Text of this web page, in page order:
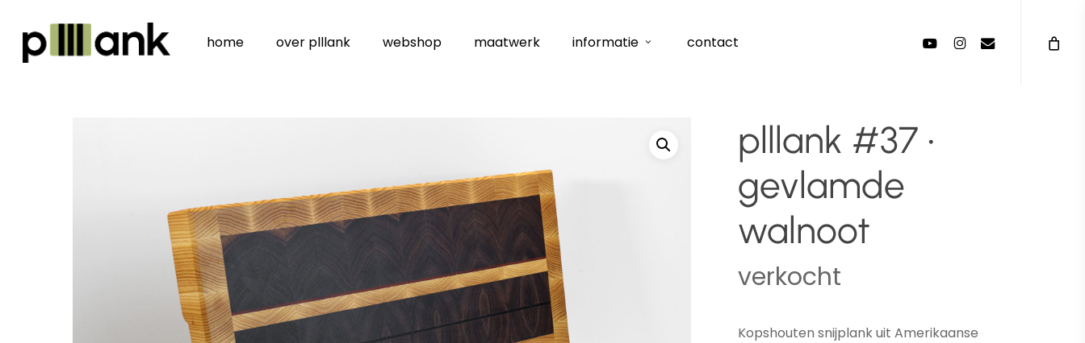
main
home over plllank webshop maatwerk informatie contact youtubeinstagram
email
plllank #37 •
gevlamde
walnoot
verkocht
Kopshouten snijplank uit Amerikaanse